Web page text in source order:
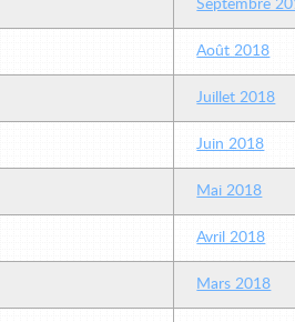
Septembre
Août 2018
Juillet 2018
Juin 2018
Mai 2018
Avril 2018
Mars 2018